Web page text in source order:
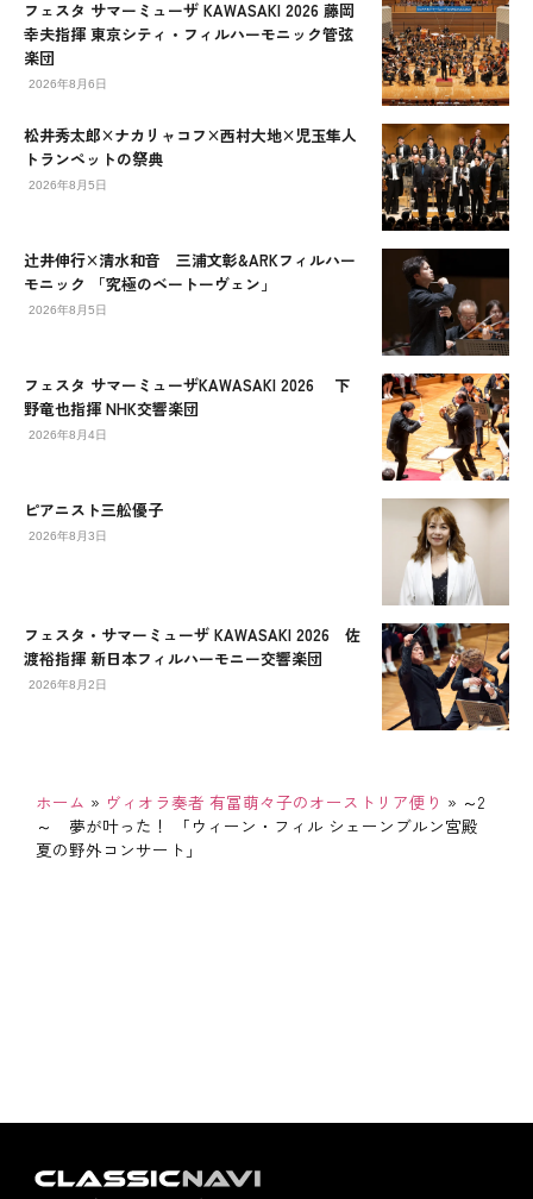
フェスタ サマーミューザ KAWASAKI 2026 藤岡
幸夫指揮 東京シティ・フィルハーモニック管弦
楽団
2026年8月6日
松井秀太郎×ナカリャコフ×西村大地×児玉隼人
トランペットの祭典
2026年8月5日
辻󠄀井伸行×清水和音 三浦文彰&ARKフィルハー
モニック 「究極のベートーヴェン」
2026年8月5日
フェスタ サマーミューザKAWASAKI 2026 下
野竜也指揮 NHK交響楽団
2026年8月4日
ピアニスト三舩優子
2026年8月3日
フェスタ・サマーミューザ KAWASAKI 2026 佐
渡裕指揮 新日本フィルハーモニー交響楽団
2026年8月2日
ホーム » ヴィオラ奏者 有冨萌々子のオーストリア便り » ～2
～ 夢が叶った！ 「ウィーン・フィル シェーンブルン宮殿
夏の野外コンサート」